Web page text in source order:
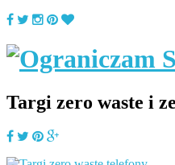
Targi zero waste i